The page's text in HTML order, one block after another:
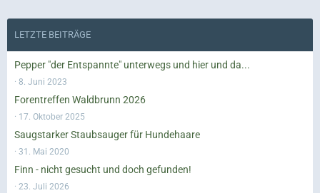
LETZTE BEITRÄGE
Pepper "der Entspannte" unterwegs und hier und da...
8. Juni 2023
Forentreffen Waldbrunn 2026
17. Oktober 2025
Saugstarker Staubsauger für Hundehaare
31. Mai 2020
Finn - nicht gesucht und doch gefunden!
23. Juli 2026